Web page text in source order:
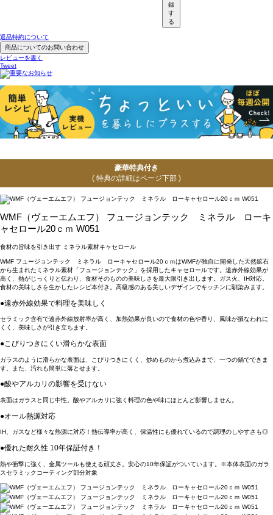
録
す
る
返品特約について
商品についてのお問い合わせ
レビューを書く
Tweet
豪華特典付き
( 特典の詳細はページ下部 )
WMF（ヴェーエムエフ） フュージョンテック ミネラル ローキ
ャセロール20ｃｍ W051
食材の旨味を引き出す ミネラル素材キャセロール
WMF フュージョンテック ミネラル ローキャセロール20ｃｍはWMFが独自に開発した天然鉱石
から生まれたミネラル素材「フュージョンテック」を採用したキャセロールです。遠赤外線効果が
高く、熱がじっくりと伝わり、食材そのものの美味しさを最大限引き出します。ガス火、IH対応。
食材の美味しさを生かしたレシピ本付き。高級感のある美しいデザインでキッチンに馴染みます。
●遠赤外線効果で料理を美味しく
セラミック含有で遠赤外線放射率が高く、加熱効果が良いので食材の色や香り、風味が損なわれに
くく、美味しさが引き立ちます。
●こびりつきにくい滑らかな表面
ガラスのように滑らかな表面は、こびりつきにくく、炒めものから煮込みまで、一つの鍋でできま
す。また、汚れも簡単に落とせます。
●酸やアルカリの影響を受けない
表面はガラスと同じ中性。酸やアルカリに強く料理の色や味にほとんど影響しません。
●オール熱源対応
IH、ガスなど様々な熱源に対応！熱伝導率が高く、保温性にも優れているので調理のしやすさも◎
●優れた耐久性 10年保証付き！
熱や衝撃に強く、金属ツールも使える頑丈さ。安心の10年保証がついています。※本体表面のガラ
スセラミックコーティング部分対象